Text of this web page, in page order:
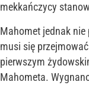
mekkańczycy
Mahomet jednak nie
musi się
pierwszym
Mahometa.